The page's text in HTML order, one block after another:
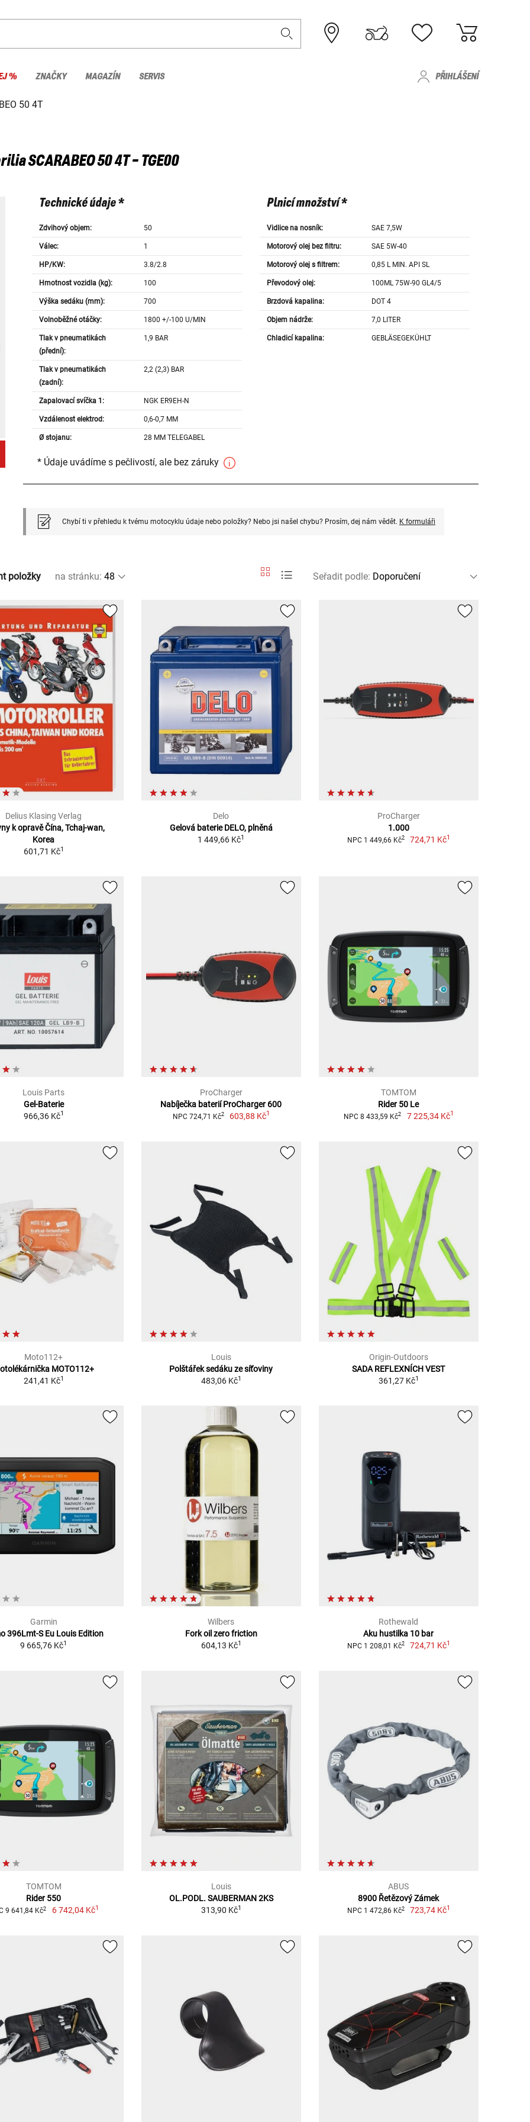
% ZNAČKY MAGAZÍN SERVIS PŘIHLÁŠENÍ
50 4T
SCARABEO 50 4T - TGE00
Technické údaje *
Zdvihový objem: 50
Válec: 1
HP/KW: 3.8/2.8
Hmotnost vozidla (kg): 100
Výška sedáku (mm): 700
Volnoběžné otáčky: 1800 +/-100 U/MIN
Tlak v pneumatikách
(přední):
1,9 BAR
Tlak v pneumatikách
(zadní):
2,2 (2,3) BAR
Zapalovací svíčka 1: NGK ER9EH-N
Vzdálenost elektrod: 0,6-0,7 MM
Ø stojanu: 28 MM TELEGABEL
Plnicí množství *
Vidlice na nosník: SAE 7,5W
Motorový olej bez filtru: SAE 5W-40
Motorový olej s filtrem: 0,85 L MIN. API SL
Převodový olej: 100ML 75W-90 GL4/5
Brzdová kapalina: DOT 4
Objem nádrže: 7,0 LITER
Chladicí kapalina: GEBLÄSEGEKÜHLT
* Údaje uvádíme s pečlivostí, ale bez záruky
Chybí ti v přehledu k tvému motocyklu údaje nebo položky? Nebo jsi našel chybu? Prosím, dej nám vědět. K formuláři
položky na stránku: Seřadit podle:
Delius Klasing Verlag
k opravě Čína, Tchaj-wan,
Korea
601,71 Kč1
Delo
Gelová baterie DELO, plněná
1 449,66 Kč1
ProCharger
1.000
NPC 1 449,66 Kč2 724,71 Kč1
Louis Parts
Gel-Baterie
966,36 Kč1
ProCharger
Nabíječka baterií ProCharger 600
NPC 724,71 Kč2 603,88 Kč1
TOMTOM
Rider 50 Le
NPC 8 433,59 Kč2 7 225,34 Kč1
Moto112+
MOTO112+
241,41 Kč1
Louis
Polštářek sedáku ze síťoviny
483,06 Kč1
Origin-Outdoors
SADA REFLEXNÍCH VEST
361,27 Kč1
Garmin
396Lmt-S Eu Louis Edition
9 665,76 Kč1
Wilbers
Fork oil zero friction
604,13 Kč1
Rothewald
Aku hustilka 10 bar
NPC 1 208,01 Kč2 724,71 Kč1
TOMTOM
Rider 550
9 641,84 Kč2 6 742,04 Kč1
Louis
OL.PODL. SAUBERMAN 2KS
313,90 Kč1
ABUS
8900 Řetězový Zámek
NPC 1 472,86 Kč2 723,74 Kč1